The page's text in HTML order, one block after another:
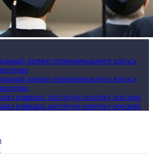
размер первоначального взноса
размер первоначального взноса
взявших льготную ипотеку россиян
взявших льготную ипотеку россиян